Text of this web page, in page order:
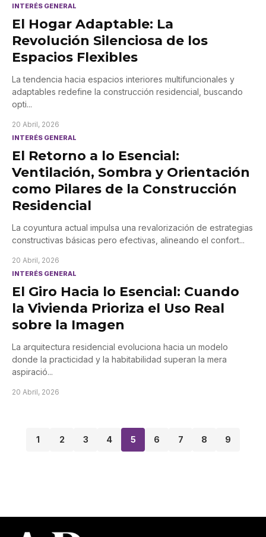
INTERÉS GENERAL
El Hogar Adaptable: La
Revolución Silenciosa de los
Espacios Flexibles
La tendencia hacia espacios interiores multifuncionales y
adaptables redefine la construcción residencial, buscando
opti...
20 Abril, 2026
INTERÉS GENERAL
El Retorno a lo Esencial:
Ventilación, Sombra y Orientación
como Pilares de la Construcción
Residencial
La coyuntura actual impulsa una revalorización de estrategias
constructivas básicas pero efectivas, alineando el confort...
20 Abril, 2026
INTERÉS GENERAL
El Giro Hacia lo Esencial: Cuando
la Vivienda Prioriza el Uso Real
sobre la Imagen
La arquitectura residencial evoluciona hacia un modelo
donde la practicidad y la habitabilidad superan la mera
aspiració...
20 Abril, 2026
1 2 3 4 5 6 7 8 9